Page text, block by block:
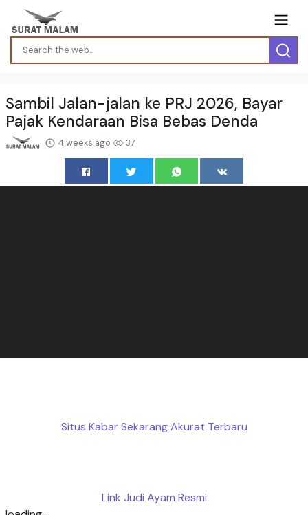
Sambil Jalan-jalan ke PRJ 2026, Bayar
Pajak Kendaraan Bisa Bebas Denda
4 weeks ago 37
Situs Kabar Sekarang Akurat Terbaru
Link Judi Ayam Resmi